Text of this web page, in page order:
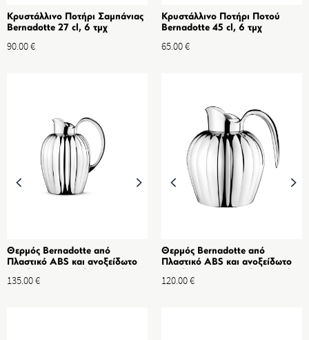
Κρυστάλλινο Ποτήρι Σαμπάνιας
Bernadotte 27 cl, 6 τμχ
90.00€
Κρυστάλλινο Ποτήρι Ποτού
Bernadotte 45 cl, 6 τμχ
65.00€
Θερμός Bernadotte από
Πλαστικό ABS και ανοξείδωτο
Sigvard Bernadotte
135.00€
Θερμός Bernadotte από
Πλαστικό ABS και ανοξείδωτο
Sigvard Bernadotte
120.00€